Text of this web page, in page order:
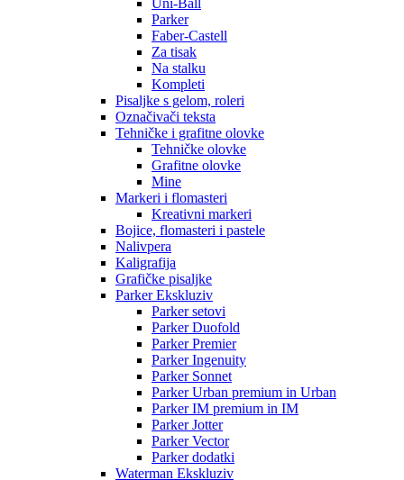
Uni-Ball
Parker
Faber-Castell
Za tisak
Na stalku
Kompleti
Pisaljke s gelom, roleri
Označivači teksta
Tehničke i grafitne olovke
Tehničke olovke
Grafitne olovke
Mine
Markeri i flomasteri
Kreativni markeri
Bojice, flomasteri i pastele
Nalivpera
Kaligrafija
Grafičke pisaljke
Parker Ekskluziv
Parker setovi
Parker Duofold
Parker Premier
Parker Ingenuity
Parker Sonnet
Parker Urban premium in Urban
Parker IM premium in IM
Parker Jotter
Parker Vector
Parker dodatki
Waterman Ekskluziv